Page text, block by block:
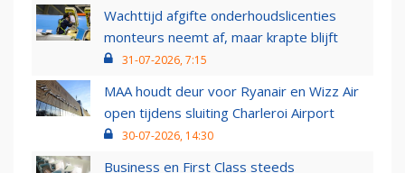
Wachttijd afgifte onderhoudslicenties
monteurs neemt af, maar krapte blijft
31-07-2026, 7:15
MAA houdt deur voor Ryanair en Wizz Air
open tijdens sluiting Charleroi Airport
30-07-2026, 14:30
Business en First Class steeds